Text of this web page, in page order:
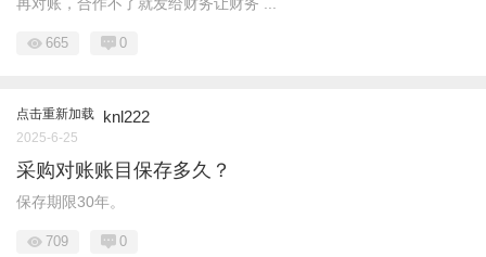
665 0
点击重新加载 knl222
2025-6-25
采购对账账目保存多久？
保存期限30年。
709 0